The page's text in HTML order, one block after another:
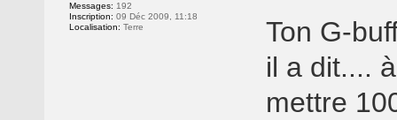
Messages: 192
Inscription: 09 Déc 2009, 11:18
Localisation: Terre
Ton G-
il a dit....
mettre